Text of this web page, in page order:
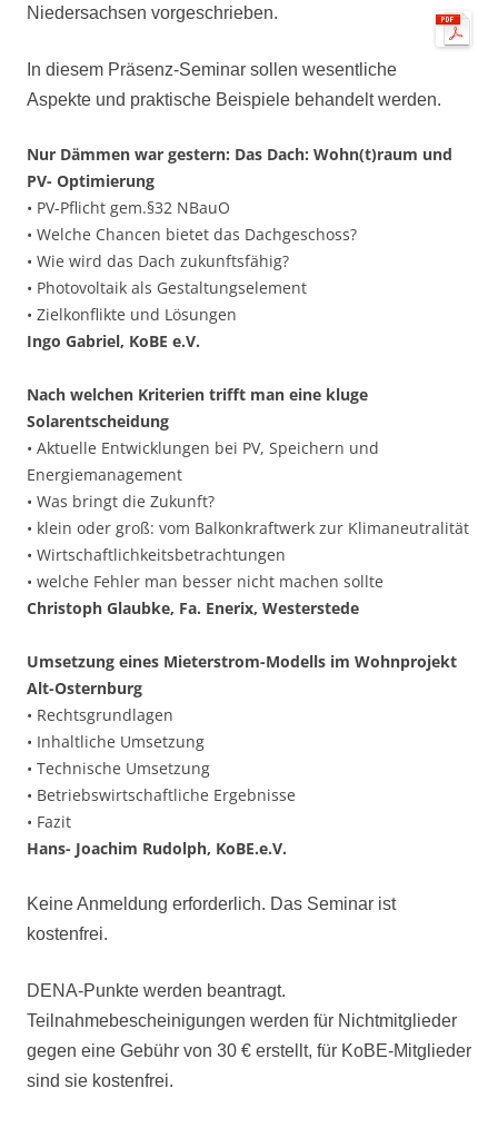
Niedersachsen vorgeschrieben.
In diesem Präsenz-Seminar sollen wesentliche
Aspekte und praktische Beispiele behandelt werden.
Nur Dämmen war gestern: Das Dach: Wohn(t)raum und
PV- Optimierung
• PV-Pflicht gem.§32 NBauO
• Welche Chancen bietet das Dachgeschoss?
• Wie wird das Dach zukunftsfähig?
• Photovoltaik als Gestaltungselement
• Zielkonflikte und Lösungen
Ingo Gabriel, KoBE e.V.
Nach welchen Kriterien trifft man eine kluge
Solarentscheidung
• Aktuelle Entwicklungen bei PV, Speichern und
Energiemanagement
• Was bringt die Zukunft?
• klein oder groß: vom Balkonkraftwerk zur Klimaneutralität
• Wirtschaftlichkeitsbetrachtungen
• welche Fehler man besser nicht machen sollte
Christoph Glaubke, Fa. Enerix, Westerstede
Umsetzung eines Mieterstrom-Modells im Wohnprojekt
Alt-Osternburg
• Rechtsgrundlagen
• Inhaltliche Umsetzung
• Technische Umsetzung
• Betriebswirtschaftliche Ergebnisse
• Fazit
Hans- Joachim Rudolph, KoBE.e.V.
KeineAnmeldung erforderlich. Das Seminar ist
kostenfrei.
DENA-Punkte werden beantragt.
Teilnahmebescheinigungen werden für Nichtmitglieder
gegen eine Gebühr von 30 € erstellt, für KoBE-Mitglieder
sind sie kostenfrei.